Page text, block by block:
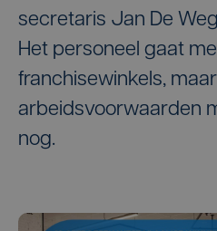
secretaris Jan De
Het personeel gaat
franchisewinkels,
arbeidsvoorwaarden
nog.